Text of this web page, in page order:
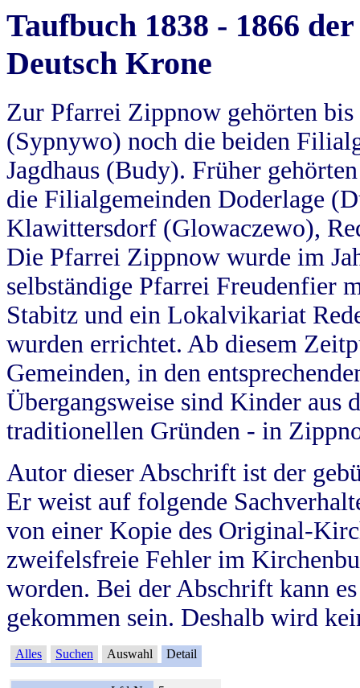
Taufbuch 1838 - 1866
Deutsch Krone
Zur Pfarrei Zippnow gehörten
(Sypnywo) noch die beiden
Jagdhaus (Budy). Früher
die Filialgemeinden Doderlage
Klawittersdorf (Glowaczewo),
Die Pfarrei Zippnow wurde im
selbständige Pfarrei Freudenfier
Stabitz und ein Lokalvikariat
wurden errichtet. Ab diesem
Gemeinden, in den
Übergangsweise sind Kinder aus
traditionellen Gründen - in
Autor dieser Abschrift ist der
Er weist auf folgende
von einer Kopie des Original-
zweifelsfreie Fehler im
worden. Bei der Abschrift kann
gekommen sein. Deshalb wird
Alles Suchen Auswahl Detail